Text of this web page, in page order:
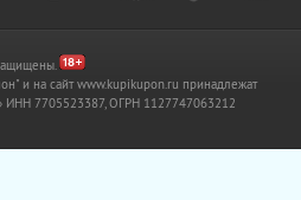
и на сайт www.kupikupon.ru принадлежат
ИНН 7705523387, ОГРН 1127747063212